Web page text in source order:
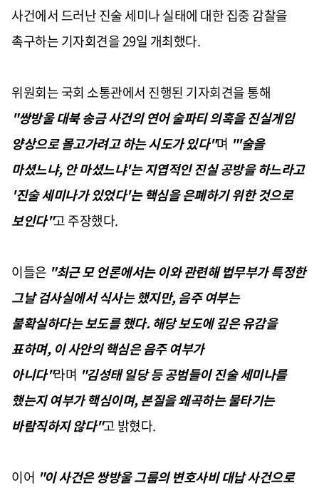
사건에서 드러난 진술 세미나 실태에 대한 집중 감찰을
촉구하는 기자회견을 29일 개최했다.
위원회는 국회 소통관에서 진행된 기자회견을 통해
"쌍방울 대북 송금 사건의 연어 술파티 의혹을 진실게임
양상으로 몰고가려고 하는 시도가 있다"며 "'술을
마셨느냐, 안 마셨느냐'는 지엽적인 진실 공방을 하느라고
'진술 세미나가 있었다'는 핵심을 은폐하기 위한 것으로
보인다"고 주장했다.
이들은 "최근 모 언론에서는 이와 관련해 법무부가 특정한
그날 검사실에서 식사는 했지만, 음주 여부는
불확실하다는 보도를 했다. 해당 보도에 깊은 유감을
표하며, 이 사안의 핵심은 음주 여부가
아니다"라며 "김성태 일당 등 공범들이 진술 세미나를
했는지 여부가 핵심이며, 본질을 왜곡하는 물타기는
바람직하지 않다"고 밝혔다.
이어 "이 사건은 쌍방울 그룹의 변호사비 대납 사건으로